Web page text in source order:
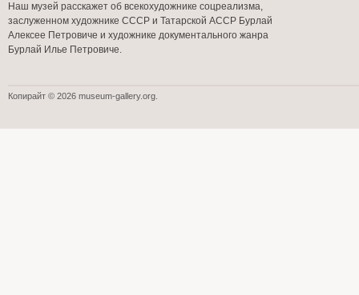
Наш музей расскажет об всекохудожнике соцреализма,
заслуженном художнике СССР и Татарской АССР Бурлай
Алексее Петровиче и художнике документального жанра
Бурлай Илье Петровиче.
Копирайт © 2026 museum-gallery.org.